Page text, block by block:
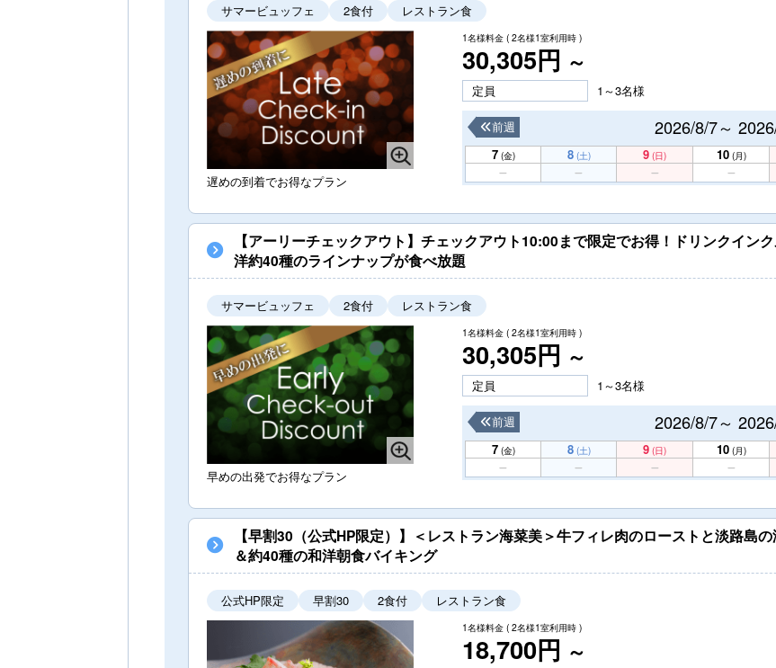
サマービュッフェ 2食付 レストラン食
遅めの到着でお得なプラン
1名様料金 ( 2名様1室利用時 )
30,305円 ～
定員 1～3名様
2026/8/7～
前週
7 (金) 8 (土) 9 (日) 10 (月)
【アーリーチェックアウト】チェックアウト10:00まで限定でお得！ドリンクイン
洋約40種のラインナップが食べ放題
サマービュッフェ 2食付 レストラン食
早めの出発でお得なプラン
1名様料金 ( 2名様1室利用時 )
30,305円 ～
定員 1～3名様
2026/8/7～
前週
7 (金) 8 (土) 9 (日) 10 (月)
【早割30（公式HP限定）】＜レストラン海菜美＞牛フィレ肉のローストと淡路島
＆約40種の和洋朝食バイキング
公式HP限定 早割30 2食付 レストラン食
1名様料金 ( 2名様1室利用時 )
18,700円 ～